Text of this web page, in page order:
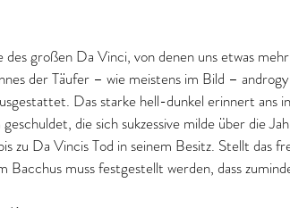
großen Da Vinci, von denen uns etwas
der Täufer – wie meistens im Bild –
Das starke hell-dunkel erinnert ans
die sich sukzessive milde über die
zu Da Vincis Tod in seinem Besitz. Stellt das
Bacchus muss festgestellt werden, dass